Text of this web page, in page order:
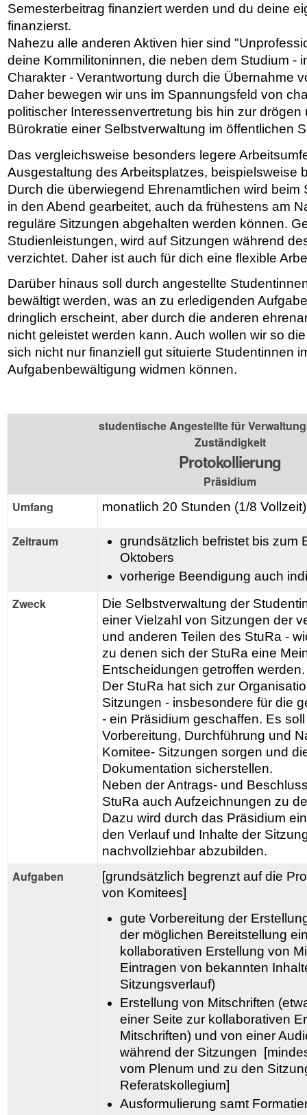
Semesterbeitrag finanziert werden und du deine
finanzierst.
Nahezu alle anderen Aktiven hier sind
deine Kommilitoninnen, die neben dem Studium -
Charakter - Verantwortung durch die Übernahme
Daher bewegen wir uns im Spannungsfeld von
politischer Interessenvertretung bis hin zur
Bürokratie einer Selbstverwaltung im öffentlichen
Das vergleichsweise besonders legere
Ausgestaltung des Arbeitsplatzes, beispielsweise
Durch die überwiegend Ehrenamtlichen wird beim
in den Abend gearbeitet, auch da frühestens am
reguläre Sitzungen abgehalten werden können.
Studienleistungen, wird auf Sitzungen während
verzichtet. Daher ist auch für dich eine flexible
Darüber hinaus soll durch angestellte
bewältigt werden, was an zu erledigenden
dringlich erscheint, aber durch die anderen
nicht geleistet werden kann. Auch wollen wir so
sich nicht nur finanziell gut situierte Studentinnen
Aufgabenbewältigung widmen können.
studentische Angestellte für
Zuständigkeit
Protokollierung
Präsidium
Umfang
monatlich 20 Stunden (1/8 Vollzeit)
Zeitraum
grundsätzlich befristet bis zum
Oktobers
vorherige Beendigung auch
Zweck
Die Selbstverwaltung der
einer Vielzahl von Sitzungen der
und anderen Teilen des StuRa -
zu denen sich der StuRa eine
Entscheidungen getroffen werden.
Der StuRa hat sich zur
Sitzungen - insbesondere für die
- ein Präsidium geschaffen. Es
Vorbereitung, Durchführung und
Komitee- Sitzungen sorgen und
Dokumentation sicherstellen.
Neben der Antrags- und
StuRa auch Aufzeichnungen zu
Dazu wird durch das Präsidium
den Verlauf und Inhalte der
nachvollziehbar abzubilden.
Aufgaben
[grundsätzlich begrenzt auf die
von Komitees]
gute Vorbereitung der
der möglichen Bereitstellung
kollaborativen Erstellung von
Eintragen von bekannten
Sitzungsverlauf)
Erstellung von Mitschriften
einer Seite zur kollaborativen
Mitschriften) und von einer
während der Sitzungen
vom Plenum und zu den
Referatskollegium]
Ausformulierung samt